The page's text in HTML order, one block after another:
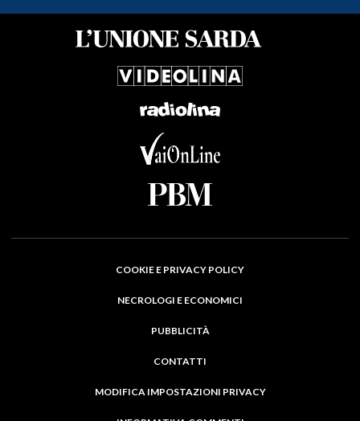
COOKIE E PRIVACY POLICY
NECROLOGI E ECONOMICI
PUBBLICITÀ
CONTATTI
MODIFICA IMPOSTAZIONI PRIVACY